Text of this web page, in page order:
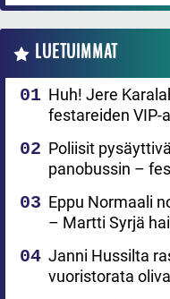
LUETUIMMAT
Huh! Jere
festareiden VIP-
Poliisit
panobussin –
Eppu Normaali
– Martti Syrjä
Janni Hussilta
vuoristorata